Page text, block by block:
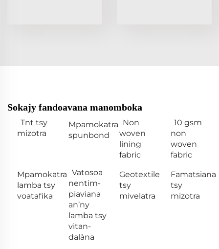
Sokajy fandoavana manomboka
Tnt tsy
mizotra
Mpamokatra
spunbond
Non
woven
lining
fabric
10 gsm
non
woven
fabric
Mpamokatra
lamba tsy
voatafika
Vatosoa
nentim-
piaviana
an’ny
lamba tsy
vitan-
dalàna
Geotextile
tsy
mivelatra
Famatsiana
tsy
mizotra